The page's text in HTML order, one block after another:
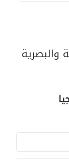
والبصرية